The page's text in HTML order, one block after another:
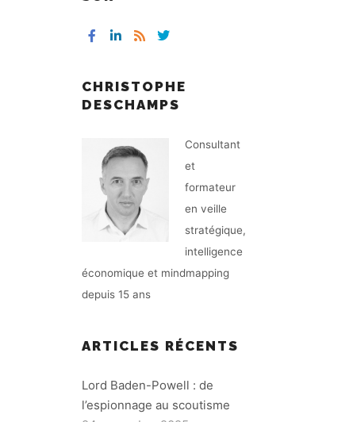
CHRISTOPHE
DESCHAMPS
Consultant
et
formateur
en veille
stratégique,
intelligence
économique et mindmapping
depuis 15 ans
ARTICLES RÉCENTS
Lord Baden-Powell : de
l’espionnage au scoutisme